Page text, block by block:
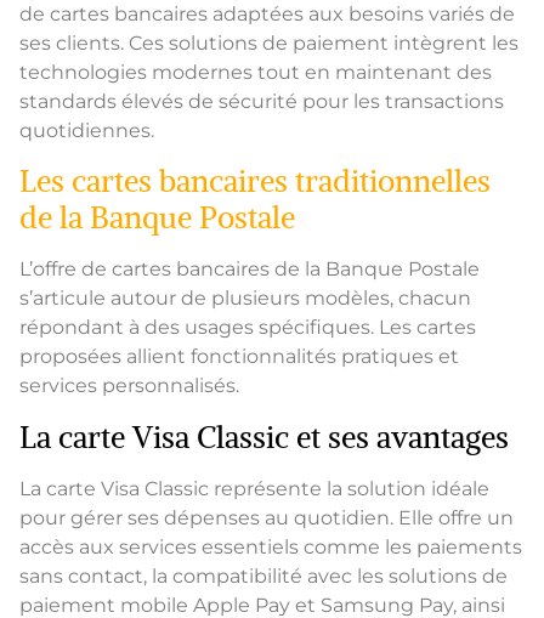
de cartes bancaires adaptées aux besoins variés de
ses clients. Ces solutions de paiement intègrent les
technologies modernes tout en maintenant des
standards élevés de sécurité pour les transactions
quotidiennes.
Les cartes bancaires traditionnelles
de la Banque Postale
L’offre de cartes bancaires de la Banque Postale
s’articule autour de plusieurs modèles, chacun
répondant à des usages spécifiques. Les cartes
proposées allient fonctionnalités pratiques et
services personnalisés.
La carte Visa Classic et ses avantages
La carte Visa Classic représente la solution idéale
pour gérer ses dépenses au quotidien. Elle offre un
accès aux services essentiels comme les paiements
sans contact, la compatibilité avec les solutions de
paiement mobile Apple Pay et Samsung Pay, ainsi